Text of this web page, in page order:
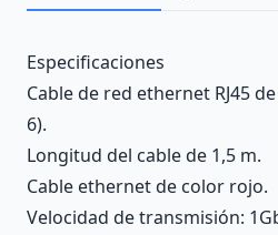
Description
Especificaciones
Cable de red ethernet RJ45
6).
Longitud del cable de 1,5 m.
Cable ethernet de color rojo.
Velocidad de transmisión: